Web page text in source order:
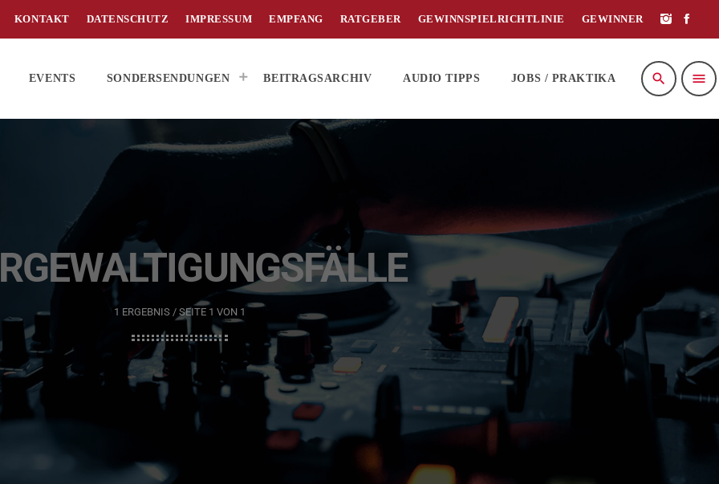
KONTAKT DATENSCHUTZ IMPRESSUM EMPFANG RATGEBER GEWINNSPIELRICHTLINIE GEWINNER
EVENTS SONDERSENDUNGEN BEITRAGSARCHIV AUDIO TIPPS JOBS / PRAKTIKA search menu
1 ERGEBNIS / SEITE 1 VON 1